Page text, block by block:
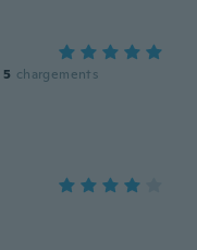
5 chargements